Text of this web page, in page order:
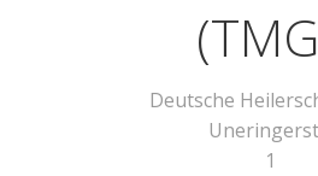
Deutsche
1